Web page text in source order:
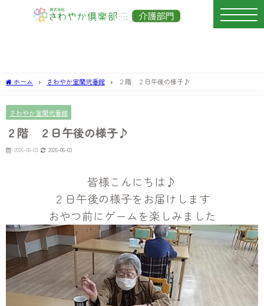
ホーム さわやか室蘭弐番館 ２階 ２日午後の様子♪
さわやか室蘭弐番館
２階 ２日午後の様子♪
2026-06-03 2026-06-03
皆様こんにちは♪
２日午後の様子をお届けします
おやつ前にゲームを楽しみました